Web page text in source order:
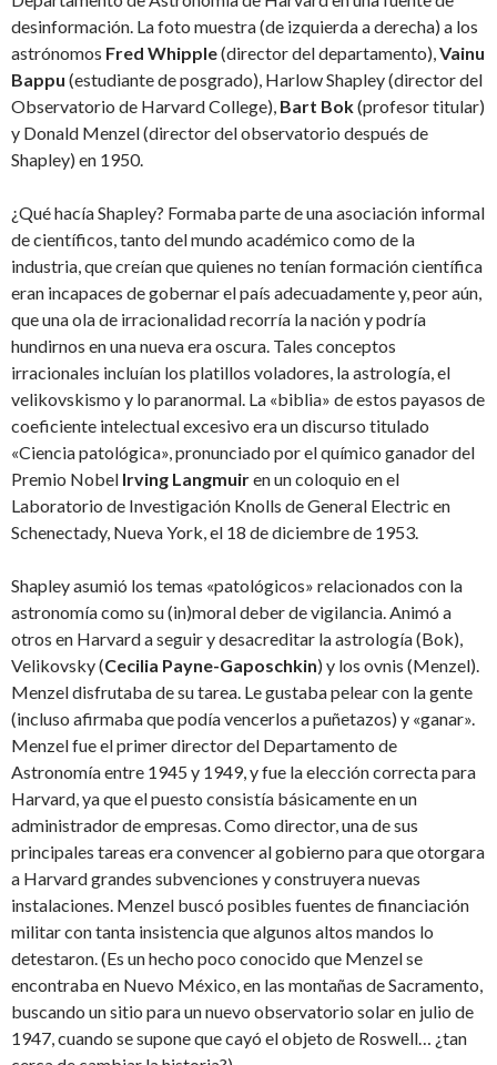
desinformación. La foto muestra (de izquierda a derecha) a los
astrónomos Fred Whipple(director del departamento),Vainu
Bappu (estudiante de posgrado), Harlow Shapley (director del
Observatorio de Harvard College), Bart Bok(profesor titular)
y Donald Menzel (director del observatorio después de
Shapley) en 1950.
¿Qué hacía Shapley? Formaba parte de una asociación informal
de científicos, tanto del mundo académico como de la
industria, que creían que quienes no tenían formación científica
eran incapaces de gobernar el país adecuadamente y, peor aún,
que una ola de irracionalidad recorría la nación y podría
hundirnos en una nueva era oscura. Tales conceptos
irracionales incluían los platillos voladores, la astrología, el
velikovskismo y lo paranormal. La «biblia» de estos payasos de
coeficiente intelectual excesivo era un discurso titulado
«Ciencia patológica», pronunciado por el químico ganador del
Premio Nobel Irving Langmuiren un coloquio en el
Laboratorio de Investigación Knolls de General Electric en
Schenectady, Nueva York, el 18 de diciembre de 1953.
Shapley asumió los temas «patológicos» relacionados con la
astronomía como su (in)moral deber de vigilancia. Animó a
otros en Harvard a seguir y desacreditar la astrología (Bok),
Velikovsky (Cecilia Payne-Gaposchkin) y los ovnis (Menzel).
Menzel disfrutaba de su tarea. Le gustaba pelear con la gente
(incluso afirmaba que podía vencerlos a puñetazos) y «ganar».
Menzel fue el primer director del Departamento de
Astronomía entre 1945 y 1949, y fue la elección correcta para
Harvard, ya que el puesto consistía básicamente en un
administrador de empresas. Como director, una de sus
principales tareas era convencer al gobierno para que otorgara
a Harvard grandes subvenciones y construyera nuevas
instalaciones. Menzel buscó posibles fuentes de financiación
militar con tanta insistencia que algunos altos mandos lo
detestaron. (Es un hecho poco conocido que Menzel se
encontraba en Nuevo México, en las montañas de Sacramento,
buscando un sitio para un nuevo observatorio solar en julio de
1947, cuando se supone que cayó el objeto de Roswell… ¿tan